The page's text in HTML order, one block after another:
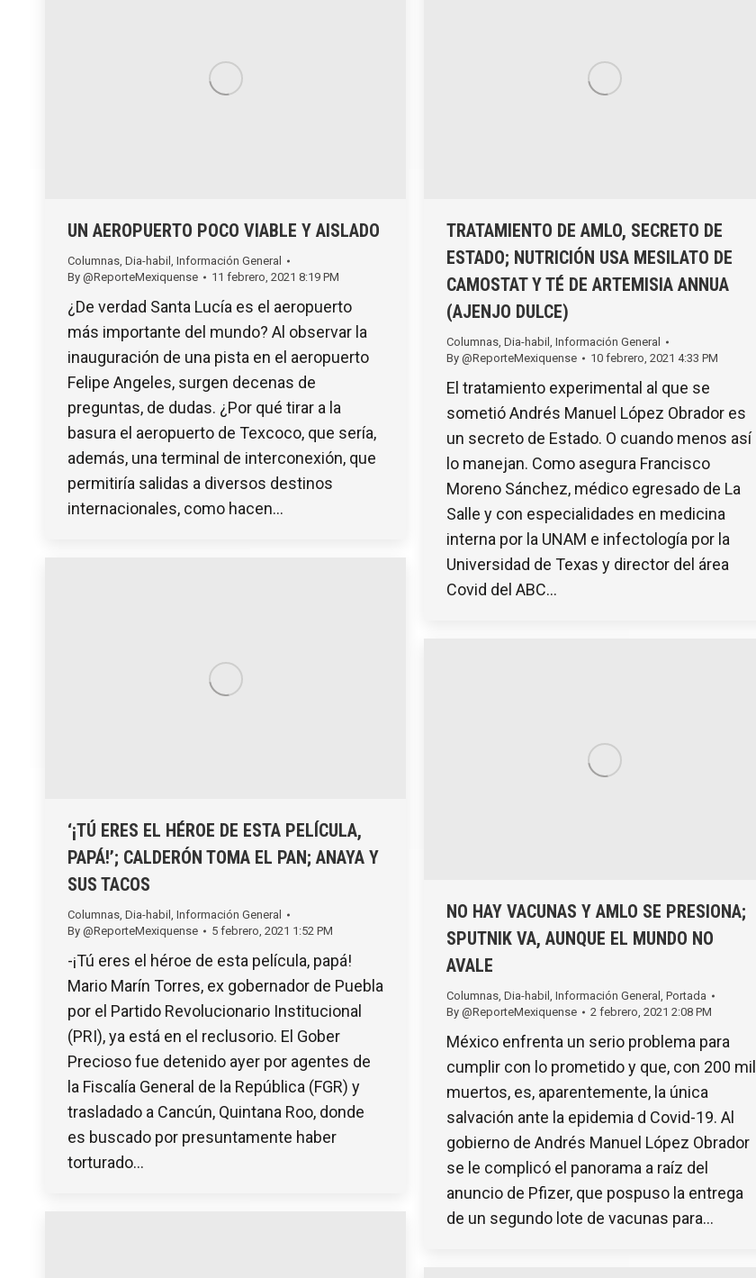
UN AEROPUERTO POCO VIABLE Y AISLADO
Columnas, Dia-habil , Información General
By @ReporteMexiquense 11 febrero, 2021 8:19 PM
¿De verdad Santa Lucía es el aeropuerto
más importante del mundo? Al observar la
inauguración de una pista en el aeropuerto
Felipe Angeles, surgen decenas de
preguntas, de dudas. ¿Por qué tirar a la
basura el aeropuerto de Texcoco, que sería,
además, una terminal de interconexión, que
permitiría salidas a diversos destinos
internacionales, como hacen…
TRATAMIENTO DE AMLO, SECRETO DE
ESTADO; NUTRICIÓN USA MESILATO DE
CAMOSTAT Y TÉ DE ARTEMISIA ANNUA
(AJENJO DULCE)
Columnas, Dia-habil , Información General
By @ReporteMexiquense 10 febrero, 2021 4:33 PM
El tratamiento experimental al que se
sometió Andrés Manuel López Obrador es
un secreto de Estado. O cuando menos así
lo manejan. Como asegura Francisco
Moreno Sánchez, médico egresado de La
Salle y con especialidades en medicina
interna por la UNAM e infectología por la
Universidad de Texas y director del área
Covid del ABC…
‘¡TÚ ERES EL HÉROE DE ESTA PELÍCULA,
PAPÁ!’; CALDERÓN TOMA EL PAN; ANAYA Y
SUS TACOS
Columnas Dia-habil Información General
By @ReporteMexiquense 5 febrero, 2021 1:52 PM
-¡Tú eres el héroe de esta película, papá!
Mario Marín Torres, ex gobernador de Puebla
por el Partido Revolucionario Institucional
(PRI), ya está en el reclusorio. El Gober
Precioso fue detenido ayer por agentes de
la Fiscalía General de la República (FGR) y
trasladado a Cancún, Quintana Roo, donde
es buscado por presuntamente haber
torturado…
NO HAY VACUNAS Y AMLO SE PRESIONA;
SPUTNIK VA, AUNQUE EL MUNDO NO
AVALE
Columnas Dia-habil Información General Portada
By @ReporteMexiquense 2 febrero, 2021 2:08 PM
México enfrenta un serio problema para
cumplir con lo prometido y que, con 200 mil
muertos, es, aparentemente, la única
salvación ante la epidemia d Covid-19. Al
gobierno de Andrés Manuel López Obrador
se le complicó el panorama a raíz del
anuncio de Pfizer, que pospuso la entrega
de un segundo lote de vacunas para…